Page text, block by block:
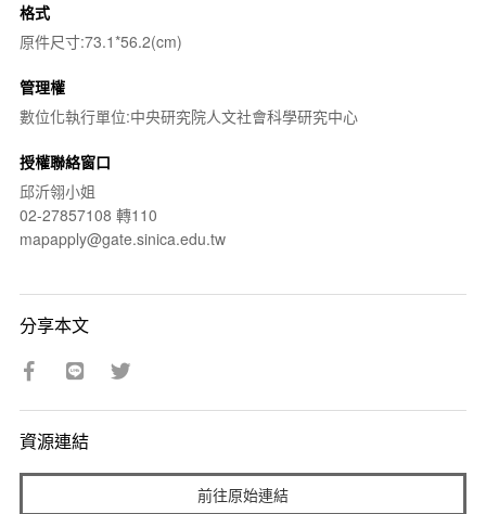
格式
原件尺寸:73.1*56.2(cm)
管理權
數位化執行單位:中央研究院人文社會科學研究中心
授權聯絡窗口
邱沂翎小姐
02-27857108 轉110
mapapply@gate.sinica.edu.tw
分享本文
資源連結
前往原始連結